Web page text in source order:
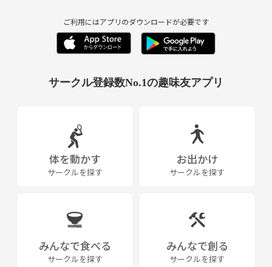
ご利用にはアプリのダウンロードが必要です
サークル登録数No.1の趣味友アプリ
体を動かす
サークルを探す
お出かけ
サークルを探す
みんなで食べる
サークルを探す
みんなで創る
サークルを探す